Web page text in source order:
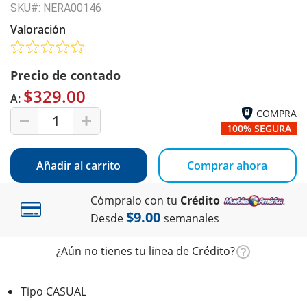
SKU#: NERA00146
Valoración
Precio de contado
A: $329.00
1
COMPRA
100% SEGURA
Añadir al carrito Comprar ahora
Cómpralo con tu Crédito
Desde$9.00 semanales
¿Aún no tienes tu linea de Crédito?
Tipo CASUAL